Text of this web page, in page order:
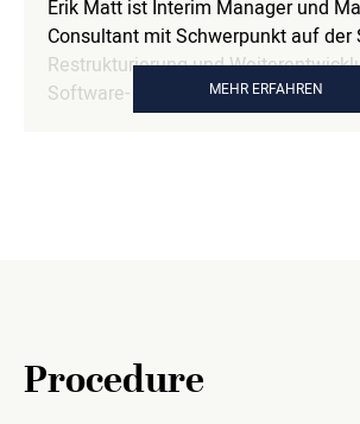
Erik Matt ist Interim Manager und
Consultant mit Schwerpunkt auf der
Restrukturierung und
Software- und
rund 20 Jahren begleitet er
MEHR ERFAHREN
Procedure